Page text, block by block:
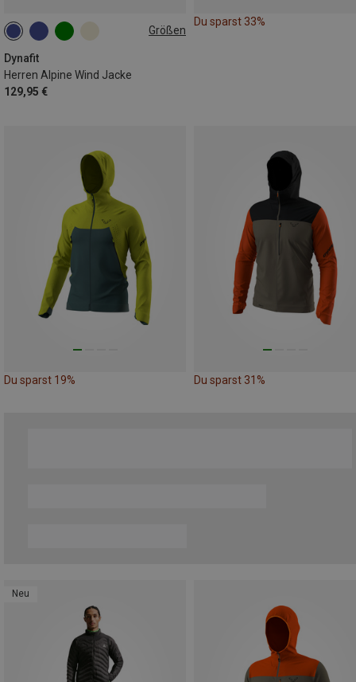
Größen
Dynafit
Herren Alpine Wind Jacke
129,95 €
S M L
Du sparst 33%
Du sparst 19% Du sparst 31%
Neu